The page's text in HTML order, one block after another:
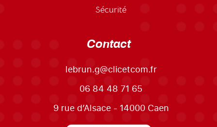
Sécurité
Contact
lebrun.g@clicetcom.fr
06 84 48 71 65
9 rue d’Alsace - 14000 Caen